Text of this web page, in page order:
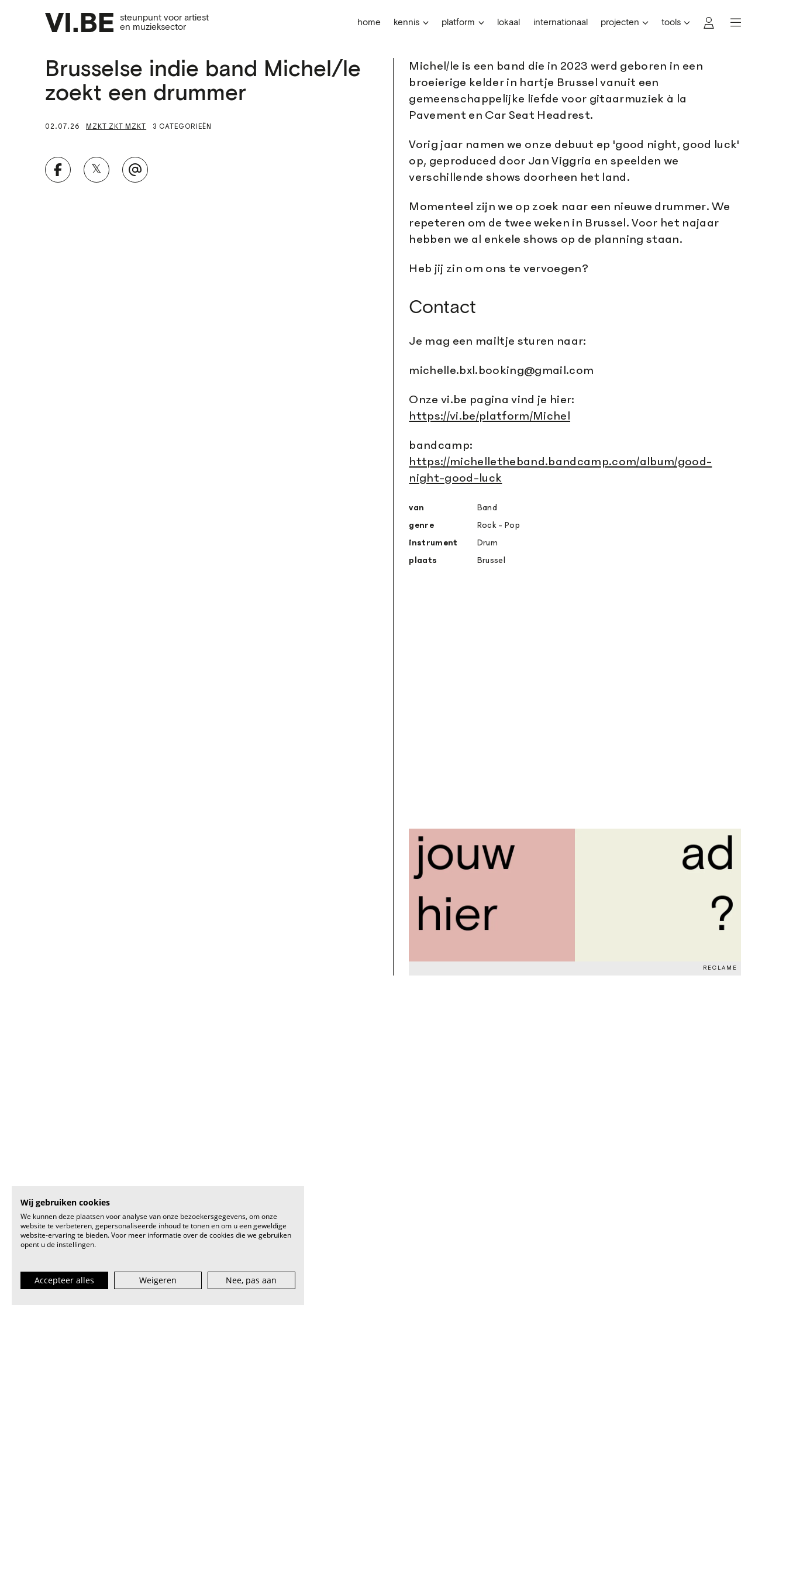
steunpunt voor artiest
en muzieksector
platform
home kennis lokaal internationaal projecten tools
Brusselse indie band Michel/le
zoekt een drummer
02.07.26 MZKT ZKT MZKT 3 CATEGORIEËN
𝕏
Michel/le is een band die in 2023 werd geboren in een
broeierige kelder in hartje Brussel vanuit een
gemeenschappelijke liefde voor gitaarmuziek à la
Pavement en Car Seat Headrest.
Vorig jaar namen we onze debuut ep 'good night, good luck'
op, geproduced door Jan Viggria en speelden we
verschillende shows doorheen het land.
Momenteel zijn we op zoek naar een nieuwe drummer. We
repeteren om de twee weken in Brussel. Voor het najaar
hebben we al enkele shows op de planning staan.
Heb jij zin om ons te vervoegen?
Contact
Je mag een mailtje sturen naar:
michelle.bxl.booking@gmail.com
Onze vi.be pagina vind je hier:
https://vi.be/platform/Michel
bandcamp:
https://michelletheband.bandcamp.com/album/good-
night-good-luck
van
Band
genre
Rock - Pop
instrument
Drum
plaats
Brussel
RECLAME
Wij gebruiken cookies
We kunnen deze plaatsen voor analyse van onze bezoekersgegevens, om onze
website te verbeteren, gepersonaliseerde inhoud te tonen en om u een geweldige
website-ervaring te bieden. Voor meer informatie over de cookies die we gebruiken
opent u de instellingen.
Accepteer alles Weigeren Nee, pas aan